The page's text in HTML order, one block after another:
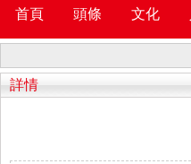
首頁 頭條 文化
詳情